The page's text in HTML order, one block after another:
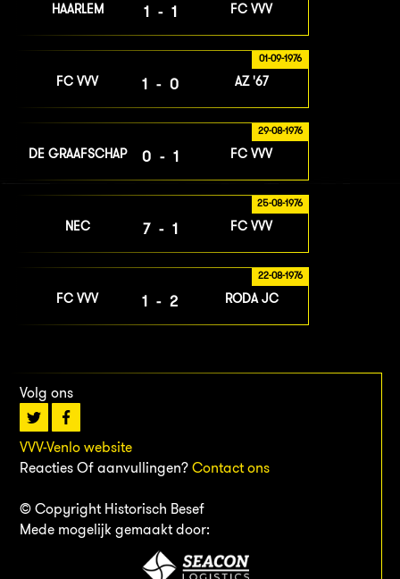
HAARLEM 1-1 FC VVV
01-09-1976
FC VVV 1-0 AZ '67
29-08-1976
DE GRAAFSCHAP 0-1 FC VVV
25-08-1976
NEC 7-1 FC VVV
22-08-1976
FC VVV 1-2 RODA JC
Volg ons
VVV-Venlo website
Reacties Of aanvullingen? Contact ons
© Copyright Historisch Besef
Mede mogelijk gemaakt door: